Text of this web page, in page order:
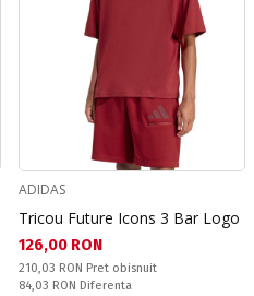
ADIDAS
Tricou Future Icons 3 Bar Logo
Текуща цена:
126,00 RON
Pret obisnuit:
210,03 RON Pret obisnuit
Спестявате:
84,03 RON Diferenta